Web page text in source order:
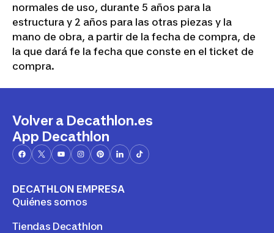
normales de uso, durante 5 años para la
estructura y 2 años para las otras piezas y la
mano de obra, a partir de la fecha de compra, de
la que dará fe la fecha que conste en el ticket de
compra.
Volver a Decathlon.es
App Decathlon
DECATHLON EMPRESA
Quiénes somos
Tiendas Decathlon